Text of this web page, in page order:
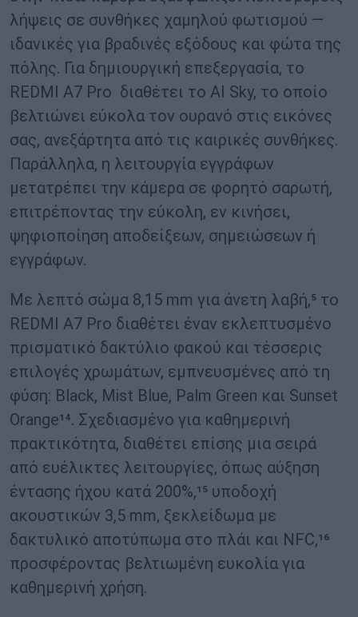
λήψεις σε συνθήκες χαμηλού φωτισμού —
ιδανικές για βραδινές εξόδους και φώτα της
πόλης. Για δημιουργική επεξεργασία, το
REDMI A7 Pro διαθέτει το AI Sky, το οποίο
βελτιώνει εύκολα τον ουρανό στις εικόνες
σας, ανεξάρτητα από τις καιρικές συνθήκες.
Παράλληλα, η λειτουργία εγγράφων
μετατρέπει την κάμερα σε φορητό σαρωτή,
επιτρέποντας την εύκολη, εν κινήσει,
ψηφιοποίηση αποδείξεων, σημειώσεων ή
εγγράφων.
Με λεπτό σώμα 8,15 mm για άνετη λαβή,⁵ το
REDMI A7 Pro διαθέτει έναν εκλεπτυσμένο
πρισματικό δακτύλιο φακού και τέσσερις
επιλογές χρωμάτων, εμπνευσμένες από τη
φύση: Black, Mist Blue, Palm Green και Sunset
Orange¹⁴. Σχεδιασμένο για καθημερινή
πρακτικότητα, διαθέτει επίσης μια σειρά
από ευέλικτες λειτουργίες, όπως αύξηση
έντασης ήχου κατά 200%,¹⁵ υποδοχή
ακουστικών 3,5 mm, ξεκλείδωμα με
δακτυλικό αποτύπωμα στο πλάι και NFC,¹⁶
προσφέροντας βελτιωμένη ευκολία για
καθημερινή χρήση.